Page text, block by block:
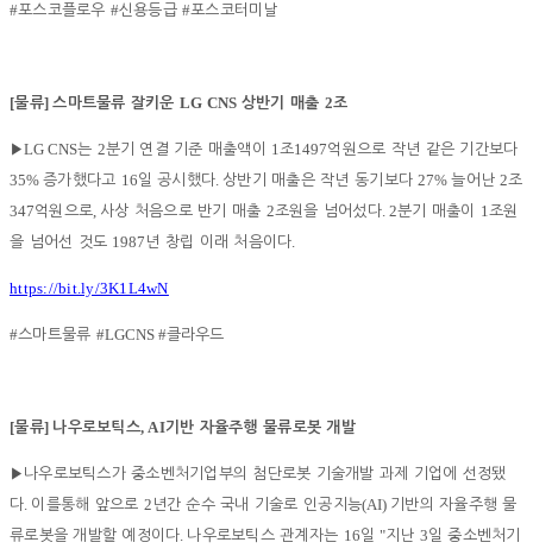
#포스코플로우 #신용등급#포스코터미날
[물류]스마트물류 잘키운 LG CNS 상반기 매출 2조
▶LG CNS는 2분기 연결 기준 매출액이 1조1497억원으로 작년 같은 기간보다
35% 증가했다고 16일 공시했다. 상반기 매출은 작년 동기보다27%늘어난2조
347억원으로, 사상 처음으로 반기 매출 2조원을 넘어섰다. 2분기 매출이 1조원
을 넘어선 것도 1987 년 창립 이래 처음이다.
https://bit.ly/3K1L4wN
#스마트물류 #LGCNS #클라우드
[물류] 나우로보틱스, AI기반 자율주행 물류로봇 개발
▶ 나우로보틱스가 중소벤처기업부의 첨단로봇 기술개발 과제 기업에 선정됐
다. 이를통해 앞으로 2 년간 순수 국내 기술로 인공지능(AI) 기반의 자율주행 물
류로봇을 개발할 예정이다. 나우로보틱스 관계자는 16일 "지난 3일 중소벤처기